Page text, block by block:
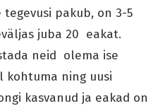
pakub, on 3-5
juba 20 eakat.
neid olema ise
kohtuma ning uusi
kasvanud ja eakad on